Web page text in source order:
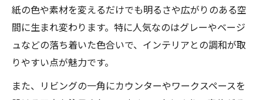
紙の色や素材を変えるだけでも明るさや広がりのある空
間に生まれ変わります。特に人気なのはグレーやベージ
ュなどの落ち着いた色合いで、インテリアとの調和が取
りやすい点が魅力です。
また、リビングの一角にカウンターやワークスペースを